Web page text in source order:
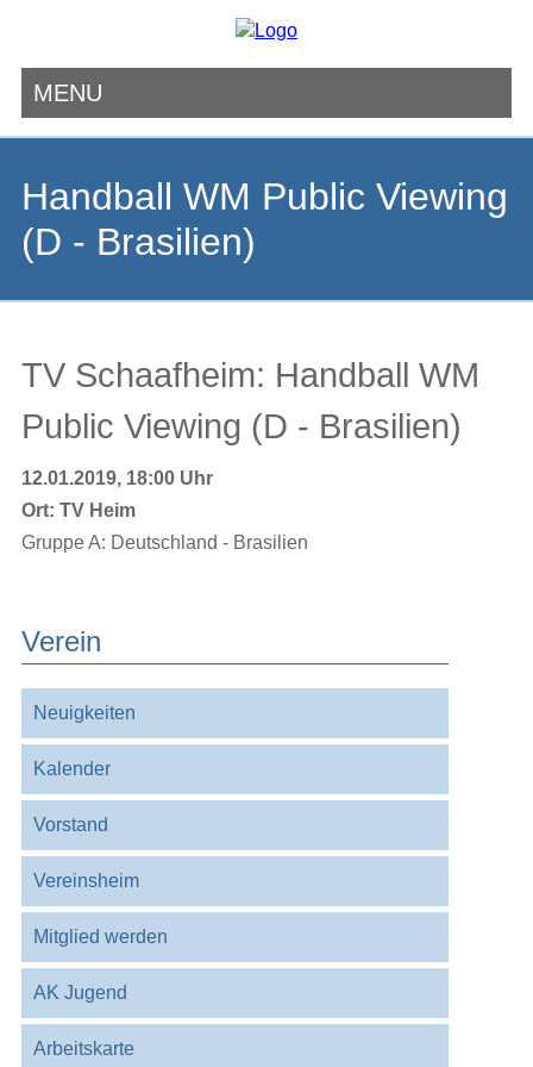
MENU
Handball WM Public Viewing
(D - Brasilien)
TV Schaafheim: Handball WM
Public Viewing (D - Brasilien)
12.01.2019, 18:00 Uhr
Ort: TV Heim
Gruppe A: Deutschland - Brasilien
Verein
überspringen
Neuigkeiten
Kalender
Vorstand
Vereinsheim
Mitglied werden
AK Jugend
Arbeitskarte